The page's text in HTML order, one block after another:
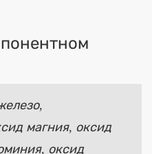
магния, оксид
оксид